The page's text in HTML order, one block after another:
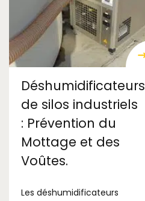
Déshumidificateurs
de silos industriels
: Prévention du
Mottage et des
Voûtes.
Les déshumidificateurs